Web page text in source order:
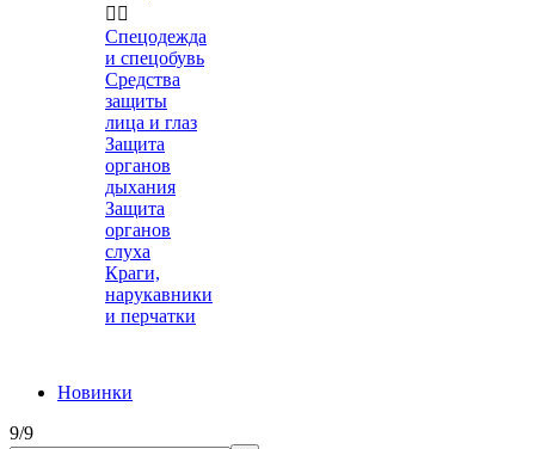
 
Спецодежда
и спецобувь
Средства
защиты
лица и глаз
Защита
органов
дыхания
Защита
органов
слуха
Краги,
нарукавники
и перчатки
Новинки
9/9